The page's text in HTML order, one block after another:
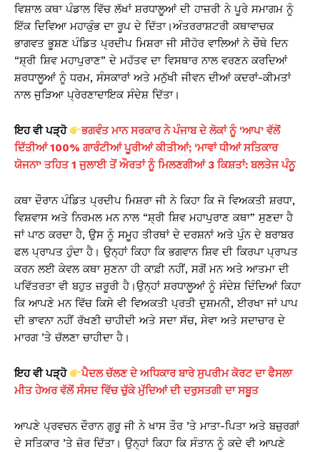
ਵਿਸ਼ਾਲ ਕਥਾ ਪੰਡਾਲ ਵਿੱਚ ਲੱਖਾਂ ਸ਼ਰਧਾਲੂਆਂ ਦੀ ਹਾਜ਼ਰੀ ਨੇ ਪੂਰੇ ਸਮਾਗਮ ਨੂੰ
ਇੱਕ ਦਿਵਿਆ ਮਹਾਕੁੰਭ ਦਾ ਰੂਪ ਦੇ ਦਿੱਤਾ।ਅੰਤਰਰਾਸ਼ਟਰੀ ਕਥਾਵਾਚਕ
ਭਾਗਵਤ ਭੂਸ਼ਣ ਪੰਡਿਤ ਪ੍ਰਦੀਪ ਮਿਸ਼ਰਾ ਜੀ ਸੀਹੋਰ ਵਾਲਿਆਂ ਨੇ ਚੌਥੇ ਦਿਨ
“ਸ਼੍ਰੀ ਸ਼ਿਵ ਮਹਾਪੁਰਾਣ” ਦੇ ਮਹੱਤਵ ਦਾ ਵਿਸਥਾਰ ਨਾਲ ਵਰਣਨ ਕਰਦਿਆਂ
ਸ਼ਰਧਾਲੂਆਂ ਨੂੰ ਧਰਮ, ਸੰਸਕਾਰਾਂ ਅਤੇ ਮਨੁੱਖੀ ਜੀਵਨ ਦੀਆਂ ਕਦਰਾਂ-ਕੀਮਤਾਂ
ਨਾਲ ਜੁੜਿਆ ਪ੍ਰੇਰਣਾਦਾਇਕ ਸੰਦੇਸ਼ ਦਿੱਤਾ।
ਇਹ ਵੀ ਪੜ੍ਹੋ
ਭਗਵੰਤ ਮਾਨ ਸਰਕਾਰ ਨੇ ਪੰਜਾਬ ਦੇ ਲੋਕਾਂ ਨੂੰ ‘ਆਪ’ ਵੱਲੋਂ
ਦਿੱਤੀਆਂ 100% ਗਾਰੰਟੀਆਂ ਪੂਰੀਆਂ ਕੀਤੀਆਂ; ‘ਮਾਵਾਂ ਧੀਆਂ ਸਤਿਕਾਰ
ਯੋਜਨਾ’ ਤਹਿਤ 1 ਜੁਲਾਈ ਤੋਂ ਔਰਤਾਂ ਨੂੰ ਮਿਲਣਗੀਆਂ 3 ਕਿਸ਼ਤਾਂ: ਬਲਤੇਜ ਪੰਨੂ
ਕਥਾ ਦੌਰਾਨ ਪੰਡਿਤ ਪ੍ਰਦੀਪ ਮਿਸ਼ਰਾ ਜੀ ਨੇ ਕਿਹਾ ਕਿ ਜੋ ਵਿਅਕਤੀ ਸ਼ਰਧਾ,
ਵਿਸ਼ਵਾਸ ਅਤੇ ਨਿਰਮਲ ਮਨ ਨਾਲ “ਸ਼੍ਰੀ ਸ਼ਿਵ ਮਹਾਪੁਰਾਣ ਕਥਾ” ਸੁਣਦਾ ਹੈ
ਜਾਂ ਪਾਠ ਕਰਦਾ ਹੈ, ਉਸ ਨੂੰ ਸਮੂਹ ਤੀਰਥਾਂ ਦੇ ਦਰਸ਼ਨਾਂ ਅਤੇ ਪੁੰਨ ਦੇ ਬਰਾਬਰ
ਫਲ ਪ੍ਰਾਪਤ ਹੁੰਦਾ ਹੈ। ਉਨ੍ਹਾਂ ਕਿਹਾ ਕਿ ਭਗਵਾਨ ਸ਼ਿਵ ਦੀ ਕਿਰਪਾ ਪ੍ਰਾਪਤ
ਕਰਨ ਲਈ ਕੇਵਲ ਕਥਾ ਸੁਣਨਾ ਹੀ ਕਾਫ਼ੀ ਨਹੀਂ, ਸਗੋਂ ਮਨ ਅਤੇ ਆਤਮਾ ਦੀ
ਪਵਿੱਤਰਤਾ ਵੀ ਬਹੁਤ ਜ਼ਰੂਰੀ ਹੈ।ਉਨ੍ਹਾਂ ਸ਼ਰਧਾਲੂਆਂ ਨੂੰ ਸੰਦੇਸ਼ ਦਿੰਦਿਆਂ ਕਿਹਾ
ਕਿ ਆਪਣੇ ਮਨ ਵਿੱਚ ਕਿਸੇ ਵੀ ਵਿਅਕਤੀ ਪ੍ਰਤੀ ਦੁਸ਼ਮਨੀ, ਈਰਖਾ ਜਾਂ ਪਾਪ
ਦੀ ਭਾਵਨਾ ਨਹੀਂ ਰੱਖਣੀ ਚਾਹੀਦੀ ਅਤੇ ਸਦਾ ਸੱਚ, ਸੇਵਾ ਅਤੇ ਸਦਾਚਾਰ ਦੇ
ਮਾਰਗ ’ਤੇ ਚੱਲਣਾ ਚਾਹੀਦਾ ਹੈ।
ਇਹ ਵੀ ਪੜ੍ਹੋ
ਪੈਦਲ ਚੱਲਣ ਦੇ ਅਧਿਕਾਰ ਬਾਰੇ ਸੁਪਰੀਮ ਕੋਰਟ ਦਾ ਫੈਸਲਾ
ਮੀਤ ਹੇਅਰ ਵੱਲੋਂ ਸੰਸਦ ਵਿੱਚ ਚੁੱਕੇ ਮੁੱਦਿਆਂ ਦੀ ਦਰੁਸਤਗੀ ਦਾ ਸਬੂਤ
ਆਪਣੇ ਪ੍ਰਵਚਨ ਦੌਰਾਨ ਗੁਰੂ ਜੀ ਨੇ ਖਾਸ ਤੌਰ ’ਤੇ ਮਾਤਾ-ਪਿਤਾ ਅਤੇ ਬਜ਼ੁਰਗਾਂ
ਦੇ ਸਤਿਕਾਰ ’ਤੇ ਜ਼ੋਰ ਦਿੱਤਾ। ਉਨ੍ਹਾਂ ਕਿਹਾ ਕਿ ਸੰਤਾਨ ਨੂੰ ਕਦੇ ਵੀ ਆਪਣੇ